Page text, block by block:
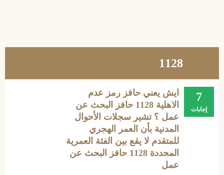
1128
7
إجابات
ايش يعني حافز رمز عدم
الاهلية 1128 حافز البحث عن
عمل ؟ تشير سجلات الأحوال
المدنية بأن العمر الهجري
للمتقدم لا يقع بين الفئة العمرية
المحددة 1128 حافز البحث عن
عمل